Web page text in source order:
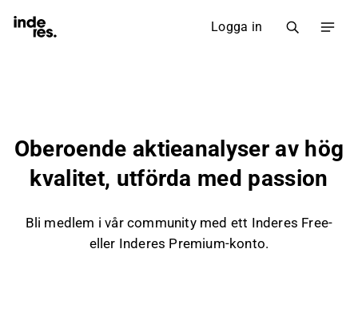
Logga in
Oberoende aktieanalyser av hög
kvalitet, utförda med passion
Bli medlem i vår community med ett Inderes Free-
eller Inderes Premium-konto.